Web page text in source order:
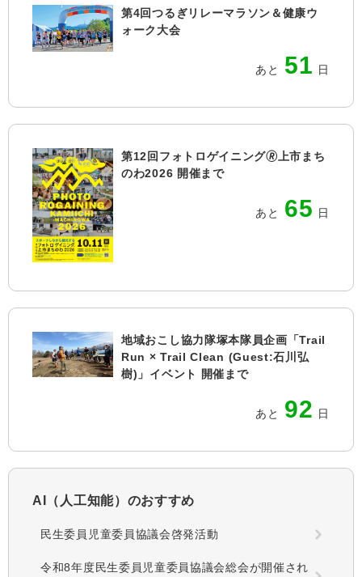
第4回つるぎリレーマラソン＆健康ウ
ォーク大会
あと 51 日
第12回フォトロゲイニング🄬上市まち
のわ2026 開催まで
あと 65 日
地域おこし協力隊塚本隊員企画「Trail
Run × Trail Clean (Guest:石川弘
樹)」イベント 開催まで
あと 92 日
AI（人工知能）のおすすめ
民生委員児童委員協議会啓発活動
令和8年度民生委員児童委員協議会総会が開催され